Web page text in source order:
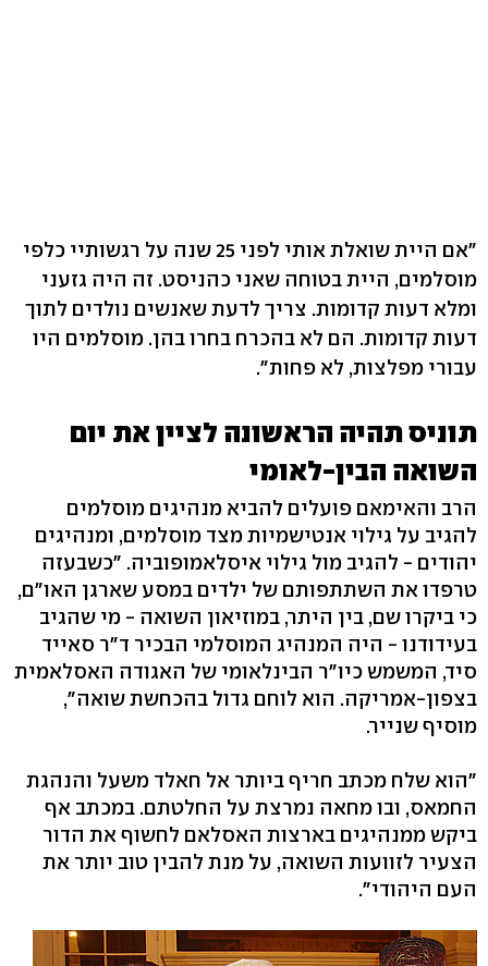
"אם היית שואלת אותי לפני 25 שנה על רגשותיי כלפי
מוסלמים, היית בטוחה שאני כהניסט. זה היה גזעני
ומלא דעות קדומות. צריך לדעת שאנשים נולדים לתוך
דעות קדומות. הם לא בהכרח בחרו בהן. מוסלמים היו
עבורי מפלצות, לא פחות".
תוניס תהיה הראשונה לציין את יום
השואה הבין-לאומי
הרב והאימאם פועלים להביא מנהיגים מוסלמים
להגיב על גילוי אנטישמיות מצד מוסלמים, ומנהיגים
יהודים - להגיב מול גילוי איסלאמופוביה. "כשבעזה
טרפדו את השתתפותם של ילדים במסע שארגן האו"ם,
כי ביקרו שם, בין היתר, במוזיאון השואה - מי שהגיב
בעידודנו - היה המנהיג המוסלמי הבכיר ד"ר סאייד
סיד, המשמש כיו"ר הבינלאומי של האגודה האסלאמית
בצפון-אמריקה. הוא לוחם גדול בהכחשת שואה",
מוסיף שנייר.
"הוא שלח מכתב חריף ביותר אל חאלד משעל והנהגת
החמאס, ובו מחאה נמרצת על החלטתם. במכתב אף
ביקש ממנהיגים בארצות האסלאם לחשוף את הדור
הצעיר לזוועות השואה, על מנת להבין טוב יותר את
העם היהודי".